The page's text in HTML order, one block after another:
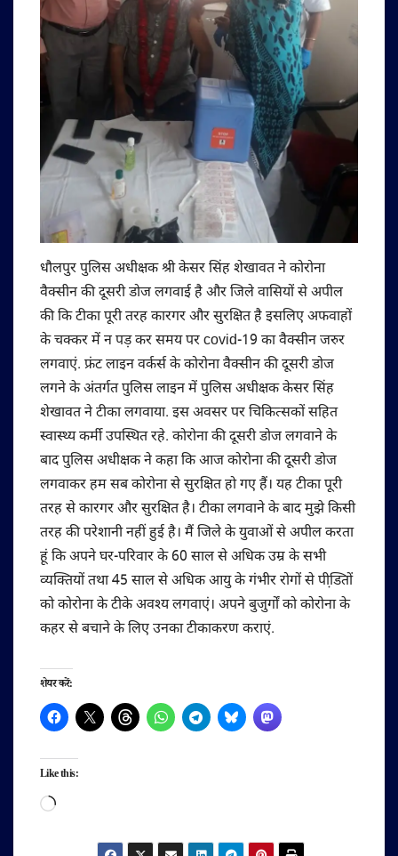
धौलपुर पुलिस अधीक्षक श्री केसर सिंह शेखावत ने कोरोना
वैक्सीन की दूसरी डोज लगवाई है और जिले वासियों से अपील
की कि टीका पूरी तरह कारगर और सुरक्षित है इसलिए अफवाहों
के चक्कर में न पड़ कर समय पर covid-19 का वैक्सीन जरुर
लगवाएं. फ्रंट लाइन वर्कर्स के कोरोना वैक्सीन की दूसरी डोज
लगने के अंतर्गत पुलिस लाइन में पुलिस अधीक्षक केसर सिंह
शेखावत ने टीका लगवाया. इस अवसर पर चिकित्सकों सहित
स्वास्थ्य कर्मी उपस्थित रहे. कोरोना की दूसरी डोज लगवाने के
बाद पुलिस अधीक्षक ने कहा कि आज कोरोना की दूसरी डोज
लगवाकर हम सब कोरोना से सुरक्षित हो गए हैं। यह टीका पूरी
तरह से कारगर और सुरक्षित है। टीका लगवाने के बाद मुझे किसी
तरह की परेशानी नहीं हुई है। मैं जिले के युवाओं से अपील करता
हूं कि अपने घर-परिवार के 60 साल से अधिक उम्र के सभी
व्यक्तियों तथा 45 साल से अधिक आयु के गंभीर रोगों से पीडि़तों
को कोरोना के टीके अवश्य लगवाएं। अपने बुजुर्गों को कोरोना के
कहर से बचाने के लिए उनका टीकाकरण कराएं.
शेयर करें:
Like this:
Loading…